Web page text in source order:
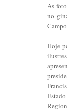
As
no
Hoje